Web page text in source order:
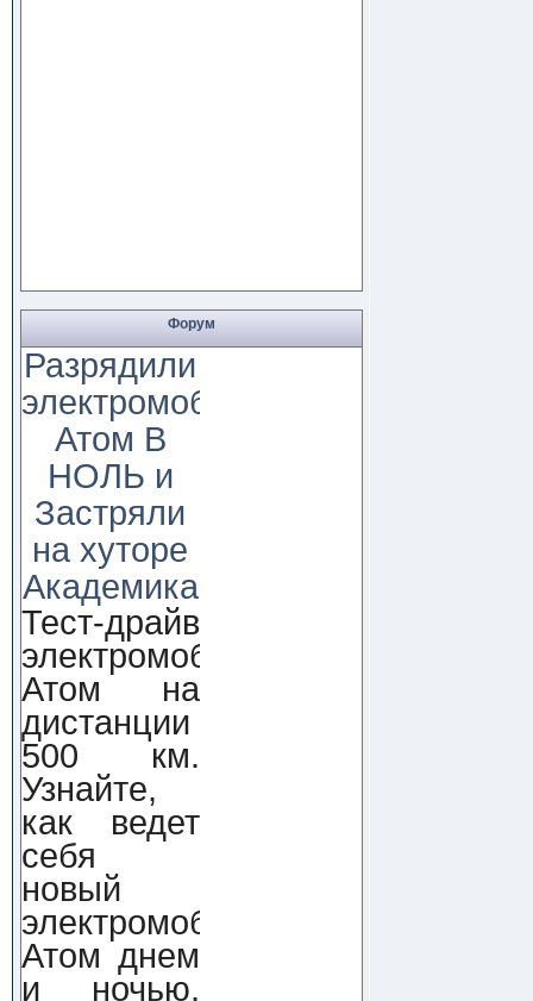
Форум
Разрядили
электромобиль
Атом В
НОЛЬ и
Застряли
на хуторе
Академика
Тест-драйв
электромобиля
Атом на
дистанции
500 км.
Узнайте,
как ведет
себя
новый
электромобиль
Атом днем
и ночью,